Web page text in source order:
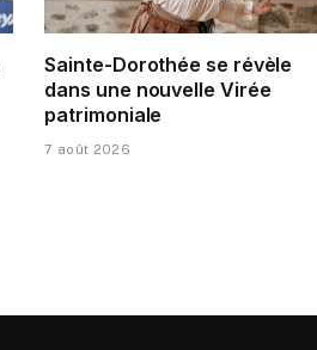
Sainte-Dorothée se révèle
dans une nouvelle Virée
patrimoniale
7 août 2026